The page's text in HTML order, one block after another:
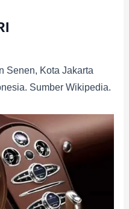
Senen, Kota Jakarta
Sumber Wikipedia.